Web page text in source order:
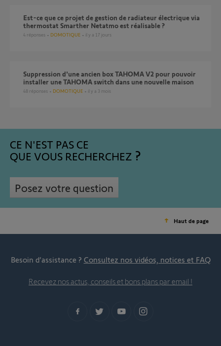
Est-ce que ce projet de gestion de radiateur électrique via
thermostat Smarther Netatmo est réalisable ?
4 réponses DOMOTIQUE il y a 17 jours
Suppression d'une ancien box TAHOMA V2 pour pouvoir
installer une TAHOMA switch dans une nouvelle maison
48 réponses DOMOTIQUE il y a 3 mois
CE N'EST PAS CE
QUE VOUS RECHERCHEZ
Posez votre question
Haut de page
Besoin d’assistance ? Consultez nos vidéos, notices et FAQ
Recevez nos actus, conseils et bons plans par email !